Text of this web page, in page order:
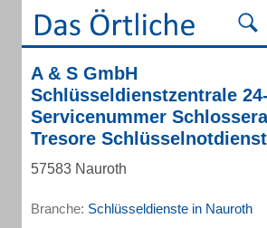
A & S GmbH
Schlüsseldienstzentrale
Servicenummer
Tresore
57583 Nauroth
Branche: Schlüsseldienste in Nauroth